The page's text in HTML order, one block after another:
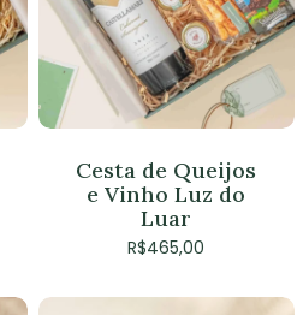
Cesta de Queijos
e Vinho Luz do
Luar
R$465,00